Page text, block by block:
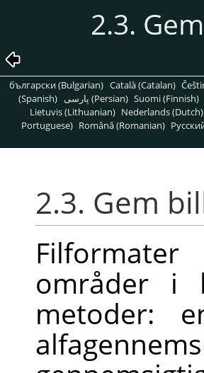
2.3.
български (Bulgarian) Català (Catalan)
(Spanish)
پارسی (Persian) Suomi (Finnish)
Lietuvis (Lithuanian) Nederlands (Dutch)
Portuguese) Română (Romanian)
2.3. Gem
områder i
metoder: